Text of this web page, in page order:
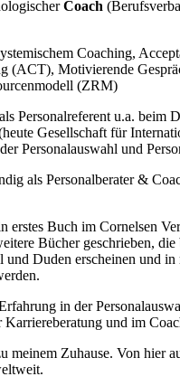
Coach
Coaching,
(ACT), Motivierende
(ZRM)
Personalreferent u.a. beim
Gesellschaft für
Personalauswahl und
als Personalberater &
erstes Buch im Cornelsen
Bücher geschrieben, die
und Duden erscheinen und in
in der
Karriereberatung und im
meinem Zuhause. Von hier